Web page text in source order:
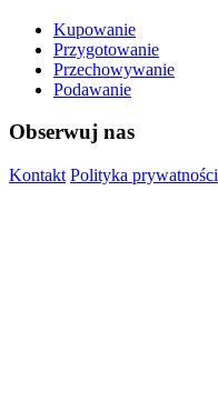
Kupowanie
Przygotowanie
Przechowywanie
Podawanie
Obserwuj nas
Kontakt Polityka prywatności